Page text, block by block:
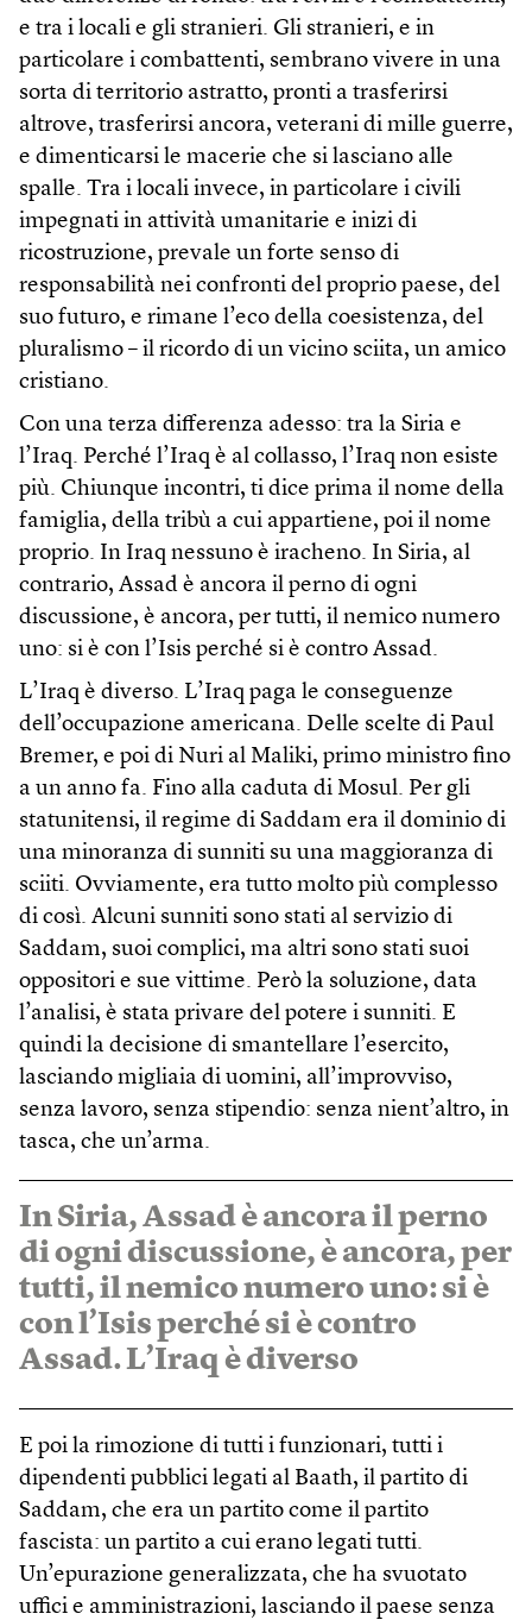
e tra i locali e gli stranieri. Gli stranieri, e in
particolare i combattenti, sembrano vivere in una
sorta di territorio astratto, pronti a trasferirsi
altrove, trasferirsi ancora, veterani di mille guerre,
e dimenticarsi le macerie che si lasciano alle
spalle. Tra i locali invece, in particolare i civili
impegnati in attività umanitarie e inizi di
ricostruzione, prevale un forte senso di
responsabilità nei confronti del proprio paese, del
suo futuro, e rimane l’eco della coesistenza, del
pluralismo – il ricordo di un vicino sciita, un amico
cristiano.
Con una terza differenza adesso: tra la Siria e
l’Iraq. Perché l’Iraq è al collasso, l’Iraq non esiste
più. Chiunque incontri, ti dice prima il nome della
famiglia, della tribù a cui appartiene, poi il nome
proprio. In Iraq nessuno è iracheno. In Siria, al
contrario, Assad è ancora il perno di ogni
discussione, è ancora, per tutti, il nemico numero
uno: si è con l’Isis perché si è contro Assad.
L’Iraq è diverso. L’Iraq paga le conseguenze
dell’occupazione americana. Delle scelte di Paul
Bremer, e poi di Nuri al Maliki, primo ministro fino
a un anno fa. Fino alla caduta di Mosul. Per gli
statunitensi, il regime di Saddam era il dominio di
una minoranza di sunniti su una maggioranza di
sciiti. Ovviamente, era tutto molto più complesso
di così. Alcuni sunniti sono stati al servizio di
Saddam, suoi complici, ma altri sono stati suoi
oppositori e sue vittime. Però la soluzione, data
l’analisi, è stata privare del potere i sunniti. E
quindi la decisione di smantellare l’esercito,
lasciando migliaia di uomini, all’improvviso,
senza lavoro, senza stipendio: senza nient’altro, in
tasca, che un’arma.
In Siria, Assad è ancora il perno
di ogni discussione, è ancora, per
tutti, il nemico numero uno: si è
con l’Isis perché si è contro
Assad. L’Iraq è diverso
E poi la rimozione di tutti i funzionari, tutti i
dipendenti pubblici legati al Baath, il partito di
Saddam, che era un partito come il partito
fascista: un partito a cui erano legati tutti.
Un’epurazione generalizzata, che ha svuotato
uffici e amministrazioni, lasciando il paese senza